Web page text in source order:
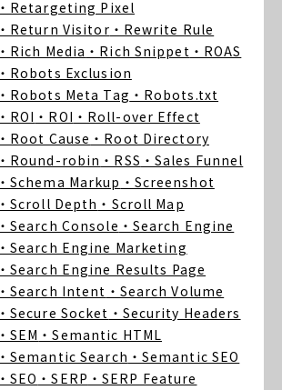
・Retargeting Pixel
・Return Visitor ・Rewrite Rule
・Rich Media ・Rich Snippet ・ROAS
・Robots Exclusion
・Robots Meta Tag ・Robots.txt
・ROI ・ROI ・Roll-over Effect
・Root Cause ・Root Directory
・Round-robin ・RSS ・Sales Funnel
・Schema Markup ・Screenshot
・Scroll Depth ・Scroll Map
・Search Console ・Search Engine
・Search Engine Marketing
・Search Engine Results Page
・Search Intent ・Search Volume
・Secure Socket ・Security Headers
・SEM ・Semantic HTML
・Semantic Search ・Semantic SEO
・SEO ・SERP ・SERP Feature